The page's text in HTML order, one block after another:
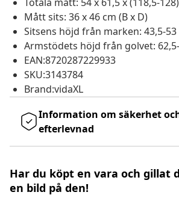
Mått sits: 36 x 46 cm (B x D)
Sitsens höjd från marken: 43,5-53
Armstödets höjd från golvet:
EAN:8720287229933
SKU:3143784
Brand:vidaXL
Information om säkerhet
efterlevnad
Har du köpt en vara och gillat
en bild på den!